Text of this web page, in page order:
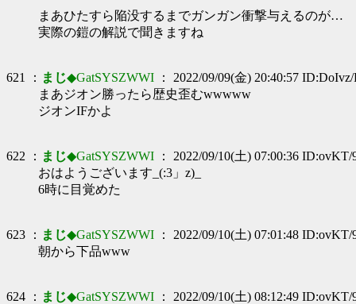
まあひたすら陥没するまでガンガン衝撃与えるのが…
実際の鎧の解説で聞きますね
621 ： まじ◆GatSYSZWWI ： 2022/09/09(金) 20:40:57 ID:DoIvz/
まあジオン勝ったら歴史歪むwwwww
ジオンIFかよ
622 ： まじ◆GatSYSZWWI ： 2022/09/10(土) 07:00:36 ID:ovKT/
おはようございます_(:3」z)_
6時に目覚めた
623 ： まじ◆GatSYSZWWI ： 2022/09/10(土) 07:01:48 ID:ovKT/
朝から下品www
624 ： まじ◆GatSYSZWWI ： 2022/09/10(土) 08:12:49 ID:ovKT/